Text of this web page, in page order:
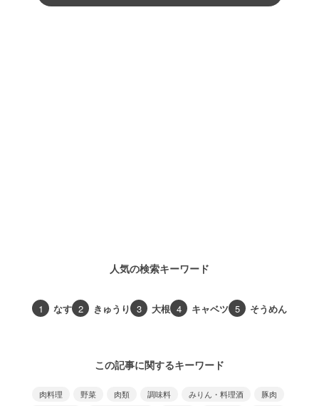
人気の検索キーワード
1 なす 2 きゅうり 3 大根 4 キャベツ 5 そうめん
この記事に関するキーワード
肉料理 野菜 肉類 調味料 みりん・料理酒
豚肉